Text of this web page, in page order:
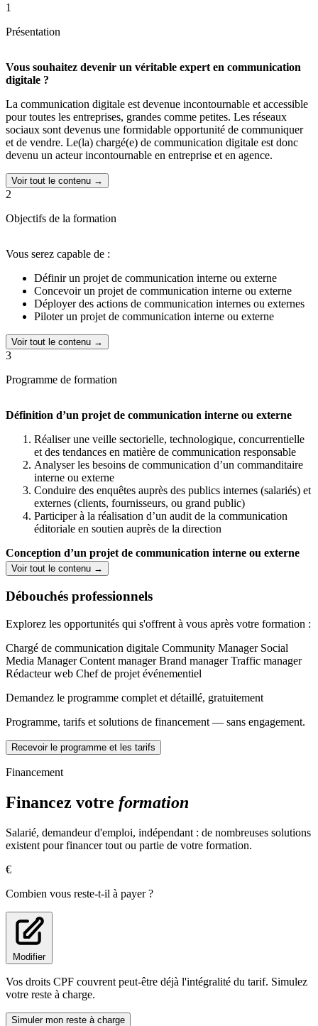
1
Présentation
Vous souhaitez devenir un véritable expert en communication
digitale ?
La communication digitale est devenue incontournable et accessible
pour toutes les entreprises, grandes comme petites. Les réseaux
sociaux sont devenus une formidable opportunité de communiquer
et de vendre. Le(la) chargé(e) de communication digitale est donc
devenu un acteur incontournable en entreprise et en agence.
Voir tout le contenu →
2
Objectifs de la formation
Vous serez capable de :
Définir un projet de communication interne ou externe
Concevoir un projet de communication interne ou externe
Déployer des actions de communication internes ou externes
Piloter un projet de communication interne ou externe
Voir tout le contenu →
3
Programme de formation
Définition d’un projet de communication interne ou externe
Réaliser une veille sectorielle, technologique, concurrentielle
et des tendances en matière de communication responsable
Analyser les besoins de communication d’un commanditaire
interne ou externe
Conduire des enquêtes auprès des publics internes (salariés) et
externes (clients, fournisseurs, ou grand public)
Participer à la réalisation d’un audit de la communication
éditoriale en soutien auprès de la direction
Conception d’un projet de communication interne ou externe
Définir le concept de communication
Elaborer le plan de communication interne ou externe
Rédiger un appel d’offres incluant un cahier des charges
Concevoir des contenus de communication en utilisant des
logiciels adaptés
communication
de communication impactant
Participer au développement des relations presse
d’intervenants internes et/ ou externes en communicant sur les
enjeux stratégiques du projet de communication
Animer un atelier d’idéation auprès d’une équipe
pluridisciplinaire
Evaluer les retombées des actions de communication
Voir tout le contenu →
Débouchés professionnels
Explorez les opportunités qui s'offrent à vous après votre formation :
Chargé de communication digitale Community Manager Social
Media Manager Content manager Brand manager Traffic manager
Rédacteur web Chef de projet événementiel
Demandez le programme complet et détaillé, gratuitement
Programme, tarifs et solutions de financement — sans engagement.
Recevoir le programme et les tarifs
Financement
Financez votre formation
Salarié, demandeur d'emploi, indépendant : de nombreuses solutions
existent pour financer tout ou partie de votre formation.
€
Combien vous reste-t-il à payer ?
Modifier
Vos droits CPF couvrent peut-être déjà l'intégralité du tarif. Simulez
votre reste à charge.
Simuler mon reste à charge